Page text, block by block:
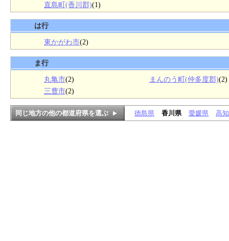
直島町(香川郡)(1)
は行
東かがわ市(2)
ま行
丸亀市(2) まんのう町(仲多度郡)(2)
三豊市(2)
同じ地方の他の都道府県を選ぶ 徳島県 香川県 愛媛県 高